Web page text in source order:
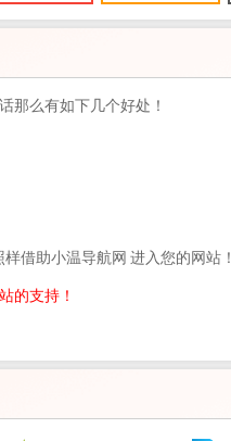
那么有如下几个好处！
借助小温导航网 进入您的网站！
的支持！